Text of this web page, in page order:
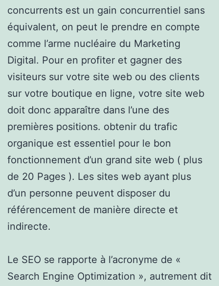
concurrents est un gain concurrentiel sans
équivalent, on peut le prendre en compte
comme l’arme nucléaire du Marketing
Digital. Pour en profiter et gagner des
visiteurs sur votre site web ou des clients
sur votre boutique en ligne, votre site web
doit donc apparaître dans l’une des
premières positions. obtenir du trafic
organique est essentiel pour le bon
fonctionnement d’un grand site web ( plus
de 20 Pages ). Les sites web ayant plus
d’un personne peuvent disposer du
référencement de manière directe et
indirecte.
Le SEO se rapporte à l’acronyme de «
Search Engine Optimization », autrement dit